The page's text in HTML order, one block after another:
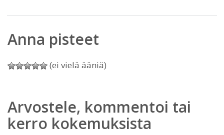
Anna pisteet
(ei vielä ääniä)
Arvostele, kommentoi tai
kerro kokemuksista